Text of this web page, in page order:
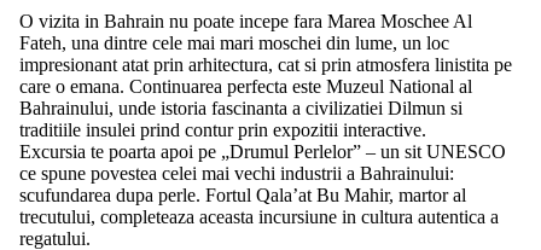
O vizita in Bahrain nu poate incepe fara Marea Moschee Al
Fateh, una dintre cele mai mari moschei din lume, un loc
impresionant atat prin arhitectura, cat si prin atmosfera linistita pe
care o emana. Continuarea perfecta este Muzeul National al
Bahrainului, unde istoria fascinanta a civilizatiei Dilmun si
traditiile insulei prind contur prin expozitii interactive.
Excursia te poarta apoi pe „Drumul Perlelor” – un sit UNESCO
ce spune povestea celei mai vechi industrii a Bahrainului:
scufundarea dupa perle. Fortul Qala’at Bu Mahir, martor al
trecutului, completeaza aceasta incursiune in cultura autentica a
regatului.